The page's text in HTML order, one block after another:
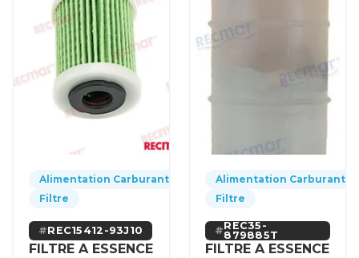
Alimentation Carburant
Filtre
REC15412-93J10
FILTRE A ESSENCE
Alimentation Carburant
Filtre
REC35-
879885T
FILTRE A ESSENCE